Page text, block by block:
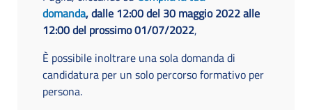
domanda,dalle 12:00 del 30 maggio 2022 alle
12:00 del prossimo 01/07/2022,
È possibile inoltrare una sola domanda di
candidatura per un solo percorso formativo per
persona.